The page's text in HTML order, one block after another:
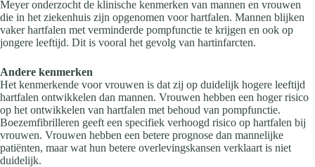
Meyer onderzocht de klinische kenmerken van mannen en vrouwen
die in het ziekenhuis zijn opgenomen voor hartfalen. Mannen blijken
vaker hartfalen met verminderde pompfunctie te krijgen en ook op
jongere leeftijd. Dit is vooral het gevolg van hartinfarcten.
Andere kenmerken
Het kenmerkende voor vrouwen is dat zij op duidelijk hogere leeftijd
hartfalen ontwikkelen dan mannen. Vrouwen hebben een hoger risico
op het ontwikkelen van hartfalen met behoud van pompfunctie.
Boezemfibrilleren geeft een specifiek verhoogd risico op hartfalen bij
vrouwen. Vrouwen hebben een betere prognose dan mannelijke
patiënten, maar wat hun betere overlevingskansen verklaart is niet
duidelijk.